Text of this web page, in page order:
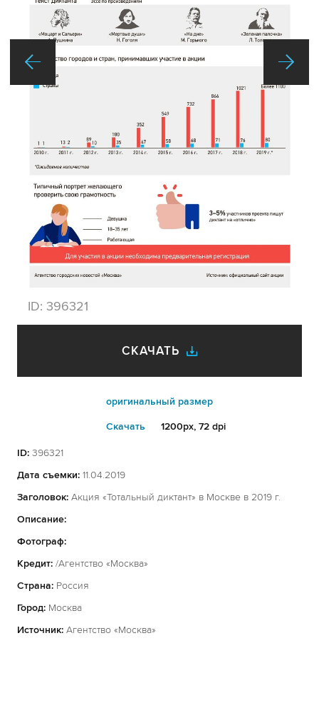
ID: 396321
СКАЧАТЬ
оригинальный размер
Cкачать 1200px, 72 dpi
ID: 396321
Дата съемки: 11.04.2019
Заголовок: Акция «Тотальный диктант» в Москве в 2019 г.
Описание:
Фотограф:
Кредит: /Агентство «Москва»
Страна: Россия
Город: Москва
Источник: Агентство «Москва»